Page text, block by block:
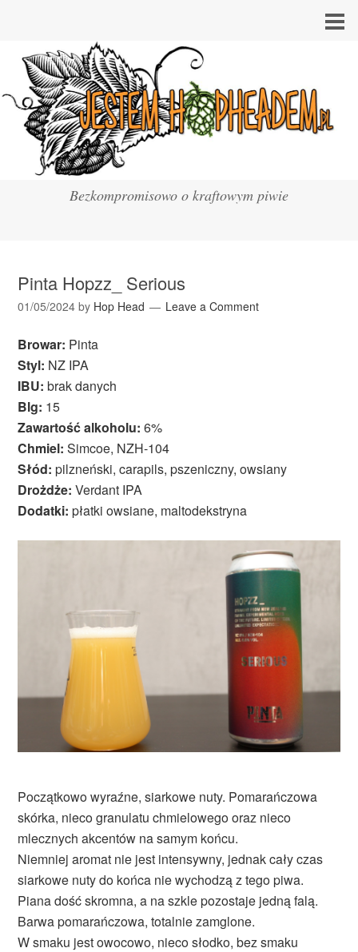
Bezkompromisowo o kraftowym piwie
Pinta Hopzz_ Serious
01/05/2024 by Hop Head Leave a Comment
Browar: Pinta
Styl: NZ IPA
IBU: brak danych
Blg: 15
Zawartość alkoholu: 6%
Chmiel: Simcoe, NZH-104
Słód: pilzneński, carapils, pszeniczny, owsiany
Drożdże: Verdant IPA
Dodatki: płatki owsiane, maltodekstryna
Początkowo wyraźne, siarkowe nuty. Pomarańczowa
skórka, nieco granulatu chmielowego oraz nieco
mlecznych akcentów na samym końcu.
Niemniej aromat nie jest intensywny, jednak cały czas
siarkowe nuty do końca nie wychodzą z tego piwa.
Piana dość skromna, a na szkle pozostaje jedną falą.
Barwa pomarańczowa, totalnie zamglone.
W smaku jest owocowo, nieco słodko, bez smaku